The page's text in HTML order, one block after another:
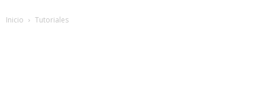
Inicio Tutoriales